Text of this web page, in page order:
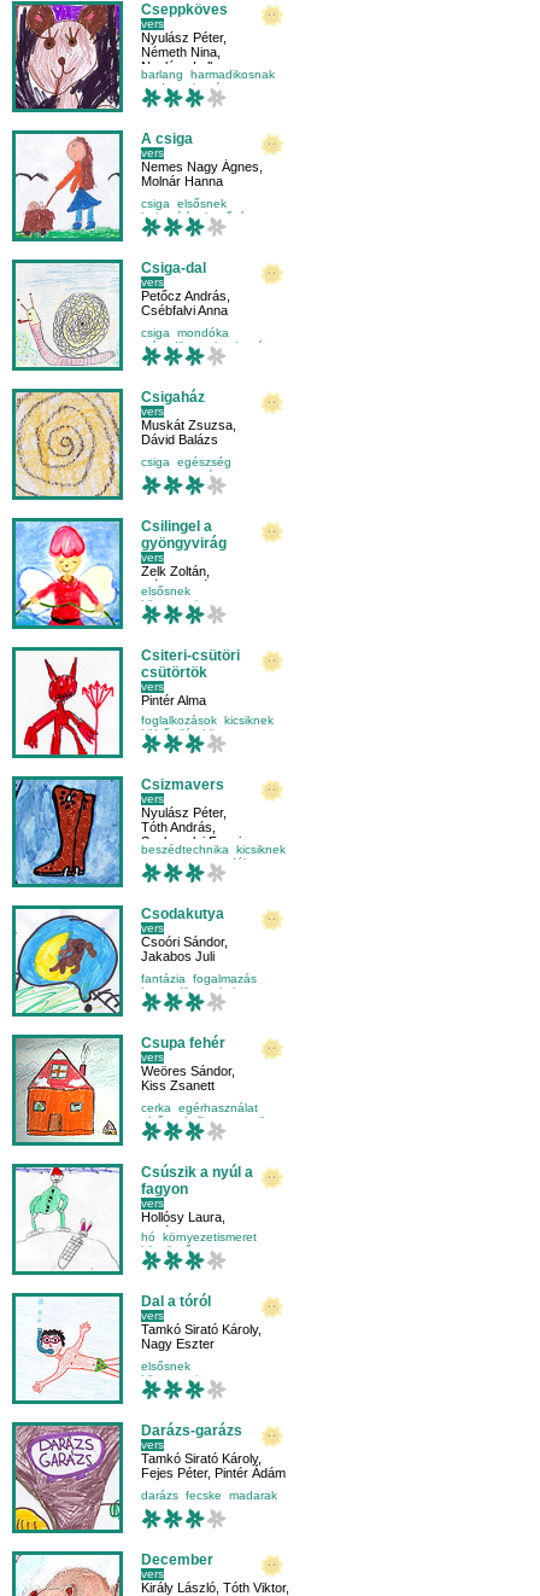
Cseppköves
vers
Nyulász Péter,
Németh Nina
Nyulász Lelle
barlang
harmadikosnak
medve
olvasás
A csiga
vers
Nemes Nagy Ágnes
Molnár Hanna
csiga
elsősnek
helyesírás
kettőzés
Csiga-dal
vers
Petőcz András
Csébfalvi Anna
csiga
mondóka
másodikosnak
olvasás
Csigaház
vers
Muskát Zsuzsa
Dávid Balázs
csiga
egészség
mese-vers
rím
Csilingel a
gyöngyvirág
vers
Zelk Zoltán
Márton Gréta
elsősnek
környezetismeret
külső világ-környezet
Csiteri-csütöri
csütörtök
vers
Pintér Alma
foglalkozások kicsiknek
külső világ-környezet
mondóka
Csizmavers
vers
Nyulász Péter,
Tóth András
Szoboszlai Fanni
beszédtechnika
kicsiknek
mese-vers
mondóka
Csodakutya
vers
Csoóri Sándor,
Jakabos Juli
fantázia
fogalmazás
harmadikosnak
kutya
Csupa fehér
vers
Weöres Sándor,
Kiss Zsanett
cerka
egérhasználat
elsősnek finommotorika
Csúszik a nyúl a
fagyon
vers
Hollósy Laura
Pintér Alma
hó környezetismeret
köszöntő mese-vers
Dal a tóról
vers
Tamkó Sirató Károly,
Nagy Eszter
elsősnek
környezetismeret
külső világ-környezet
Darázs-garázs
vers
Tamkó Sirató Károly,
Fejes Péter, Pintér Ádám
darázs fecske
madarak
mese-vers
December
vers
Király László Tóth Viktor,